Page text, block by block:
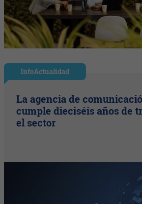
InfoActualidad
La agencia de
cumple dieciséis años de
el sector